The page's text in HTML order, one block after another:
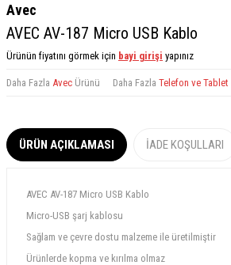
Avec
AVEC AV-187 Micro USB Kablo
Ürünün fiyatını görmek için bayi girişi yapınız
Daha Fazla Avec Ürünü Daha Fazla Telefon ve Tablet
ÜRÜN AÇIKLAMASI İADE KOŞULLARI
AVEC AV-187 Micro USB Kablo
Micro-USB şarj kablosu
Sağlam ve çevre dostu malzeme ile üretilmiştir
Ürünlerde kopma ve kırılma olmaz